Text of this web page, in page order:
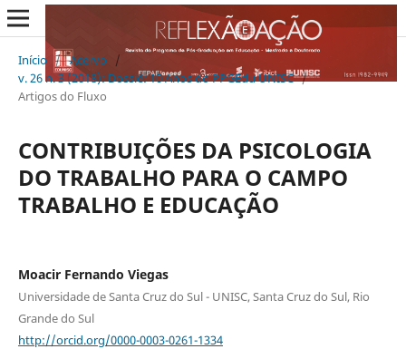
Início / Acervo
/
v. 26 n. 3 (2018): Dossiê: 10 Anos do PPGEdu UNISC /
Artigos do Fluxo
CONTRIBUIÇÕES DA PSICOLOGIA
DO TRABALHO PARA O CAMPO
TRABALHO E EDUCAÇÃO
Moacir Fernando Viegas
Universidade de Santa Cruz do Sul - UNISC, Santa Cruz do Sul, Rio
Grande do Sul
http://orcid.org/0000-0003-0261-1334